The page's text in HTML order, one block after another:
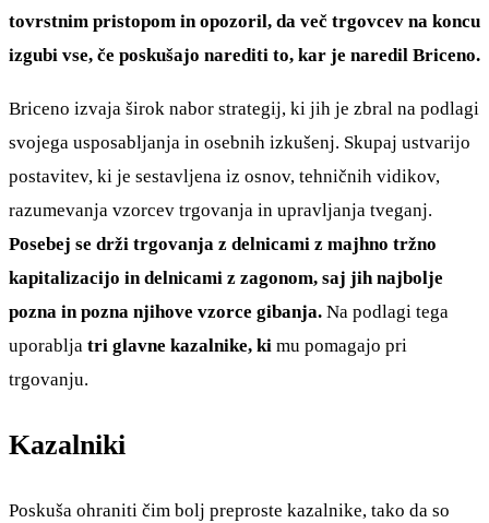
tovrstnim pristopom in opozoril, da več trgovcev na koncu
izgubi vse, če poskušajo narediti to, kar je naredil Briceno.
Briceno izvaja širok nabor strategij, ki jih je zbral na podlagi
svojega usposabljanja in osebnih izkušenj. Skupaj ustvarijo
postavitev, ki je sestavljena iz osnov, tehničnih vidikov,
razumevanja vzorcev trgovanja in upravljanja tveganj.
Posebej se drži trgovanja z delnicami z majhno tržno
kapitalizacijo in delnicami z zagonom, saj jih najbolje
pozna in pozna njihove vzorce gibanja. Na podlagi tega
uporablja tri glavne kazalnike, ki mu pomagajo pri
trgovanju.
Kazalniki
Poskuša ohraniti čim bolj preproste kazalnike, tako da so